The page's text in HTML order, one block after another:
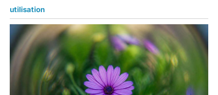
utilisation